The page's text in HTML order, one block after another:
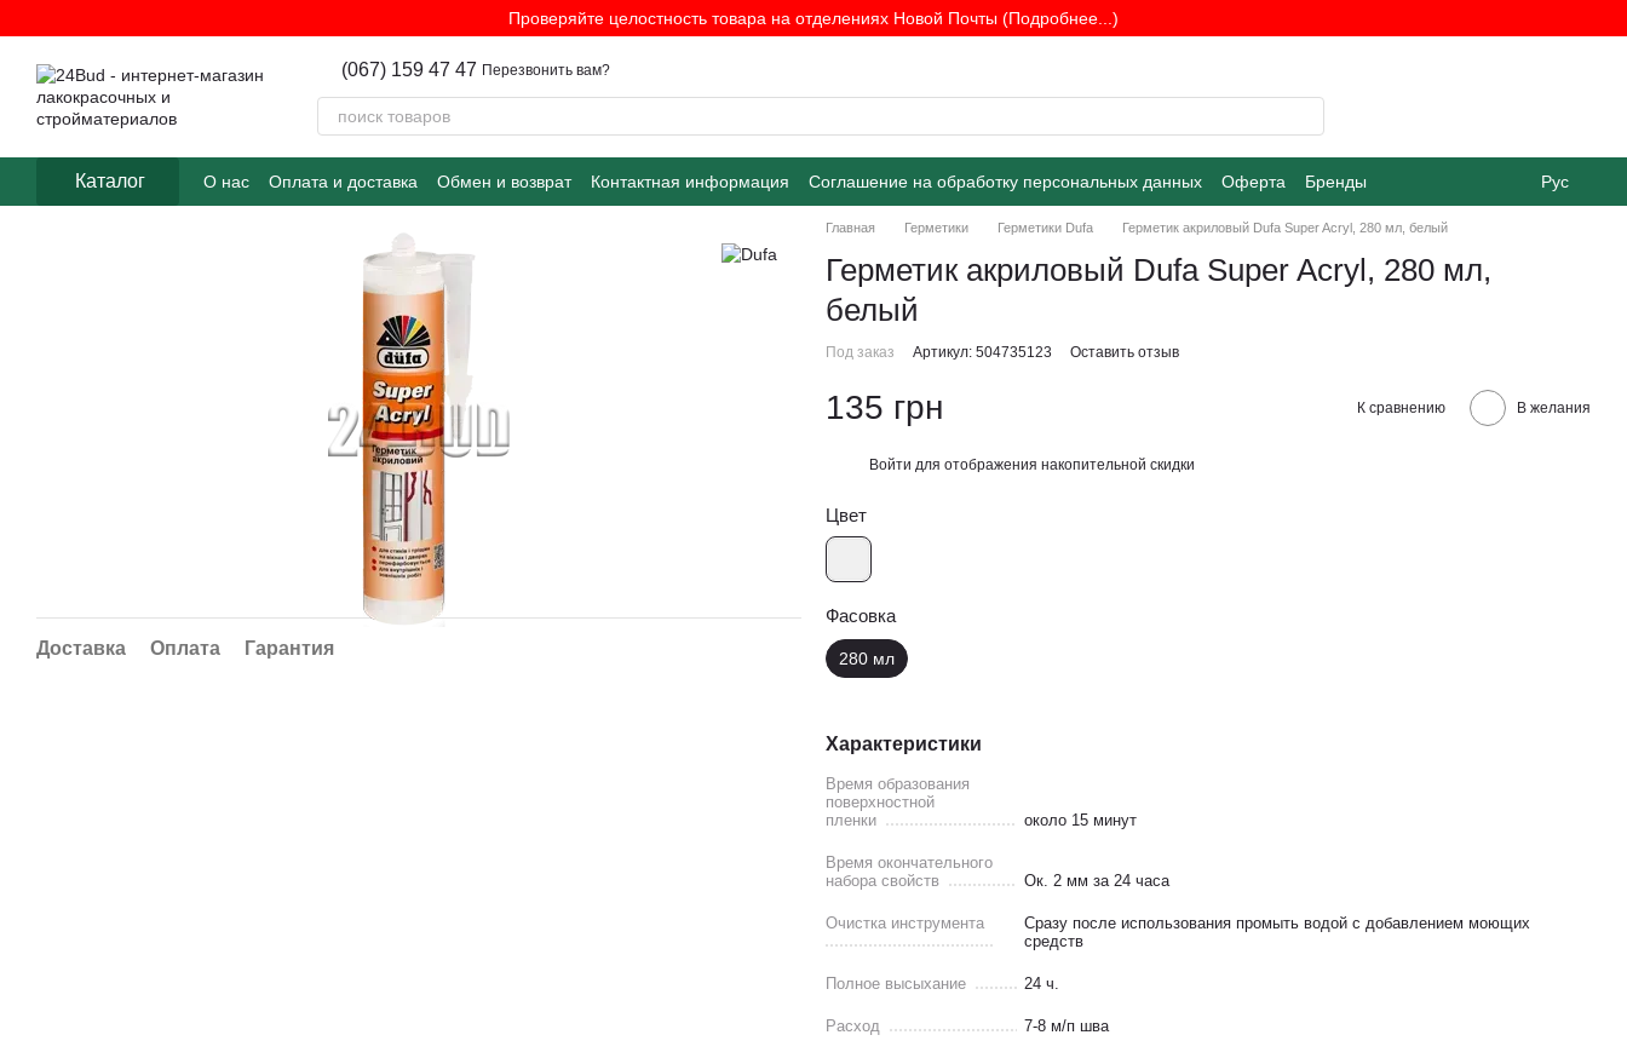
Проверяйте целостность товара на отделениях Новой Почты (Подробнее...)
(067) 159 47 47 Перезвонить вам?
Каталог О нас Оплата и доставка Обмен и возврат Контактная информация Соглашение на обработку персональных данных Оферта Бренды Рус
Доставка Оплата Гарантия
Главная Герметики Герметики Dufa Герметик акриловый Dufa Super Acryl, 280 мл, белый
Герметик акриловый Dufa Super Acryl, 280 мл,
белый
Под заказ Артикул: 504735123 Оставить отзыв
135 грн К сравнению В желания
Войти для отображения накопительной скидки
Цвет
Фасовка
280 мл
Характеристики
Время образования
поверхностной
пленки
около 15 минут
Время окончательного
набора свойств
Ок. 2 мм за 24 часа
Очистка инструмента
Сразу после использования промыть водой с добавлением моющих
средств
Полное высыхание 24 ч.
Расход 7-8 м/п шва